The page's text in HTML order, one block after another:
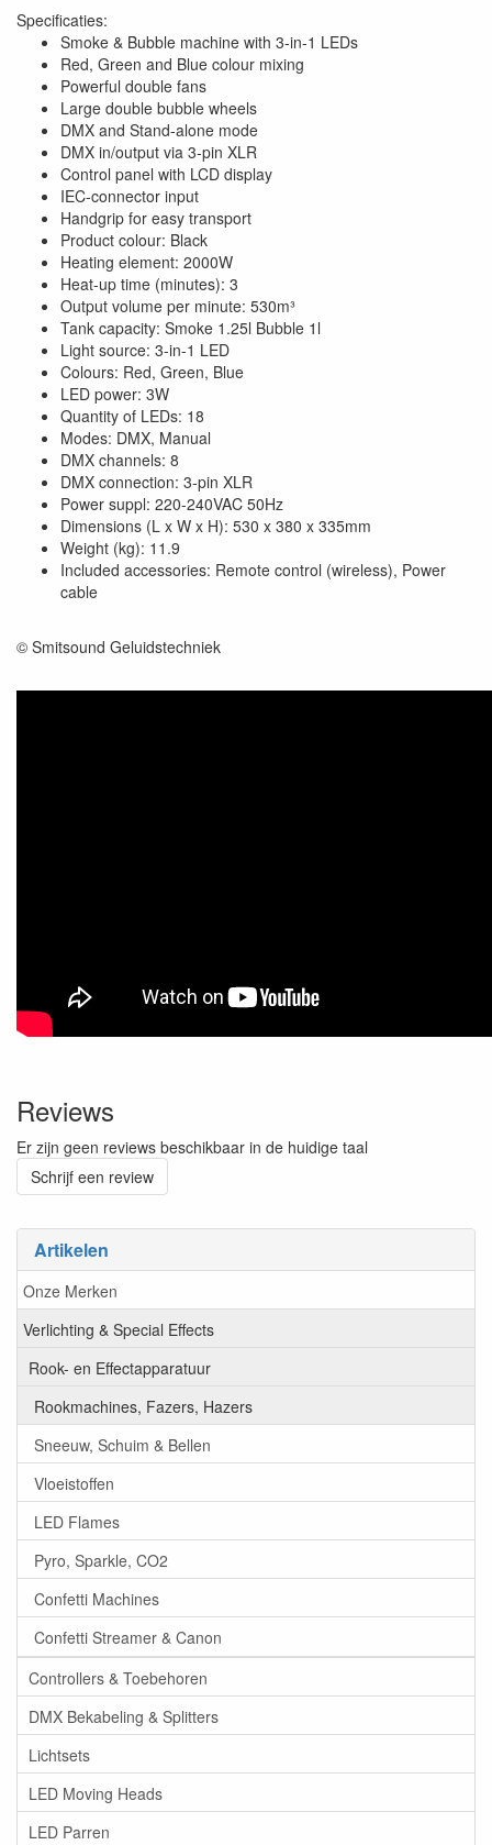
Artikelen
Onze Merken
Verlichting & Special Effects
Rook- en Effectapparatuur
Rookmachines, Fazers, Hazers
Sneeuw, Schuim & Bellen
Vloeistoffen
LED Flames
Pyro, Sparkle, CO2
Confetti Machines
Confetti Streamer & Canon
Controllers & Toebehoren
DMX Bekabeling & Splitters
Lichtsets
LED Moving Heads
LED Parren
Specificaties:
Smoke & Bubble machine with 3-in-1 LEDs
Red, Green and Blue colour mixing
Powerful double fans
Large double bubble wheels
DMX and Stand-alone mode
DMX in/output via 3-pin XLR
Control panel with LCD display
IEC-connector input
Handgrip for easy transport
Product colour: Black
Heating element: 2000W
Heat-up time (minutes): 3
Output volume per minute: 530m³
Tank capacity: Smoke 1.25l Bubble 1l
Light source: 3-in-1 LED
Colours: Red, Green, Blue
LED power: 3W
Quantity of LEDs: 18
Modes: DMX, Manual
DMX channels: 8
DMX connection: 3-pin XLR
Power suppl: 220-240VAC 50Hz
Dimensions (L x W x H): 530 x 380 x 335mm
Weight (kg): 11.9
Included accessories: Remote control (wireless), Power
cable
© Smitsound Geluidstechniek
Reviews
Er zijn geen reviews beschikbaar in de huidige taal
Schrijf een review